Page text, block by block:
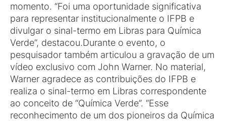
momento. “Foi uma oportunidade significativa
para representar institucionalmente o IFPB e
divulgar o sinal-termo em Libras para Química
Verde”, destacou.Durante o evento, o
pesquisador também articulou a gravação de um
vídeo exclusivo com John Warner. No material,
Warner agradece as contribuições do IFPB e
realiza o sinal-termo em Libras correspondente
ao conceito de “Química Verde”. “Esse
reconhecimento de um dos pioneiros da Química